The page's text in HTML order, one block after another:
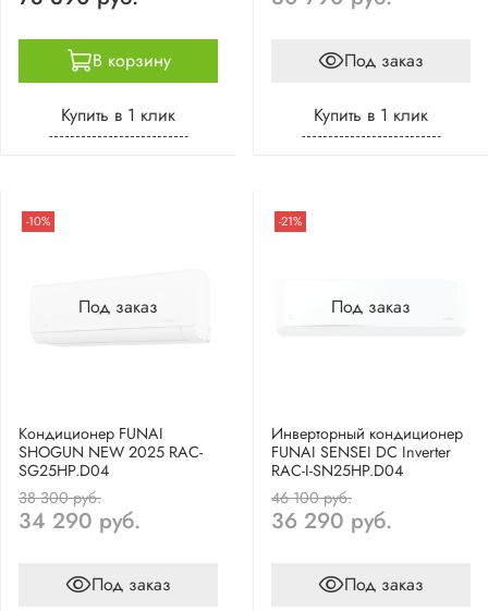
В корзину
Купить в 1 клик
Под заказ
Купить в 1 клик
Под заказ
-10%
Кондиционер FUNAI
SHOGUN NEW 2025 RAC-
SG25HP.D04
38 300 руб.
34 290 руб.
Под заказ
Под заказ
-21%
Инверторный кондиционер
FUNAI SENSEI DC Inverter
RAC-I-SN25HP.D04
46 100 руб.
36 290 руб.
Под заказ